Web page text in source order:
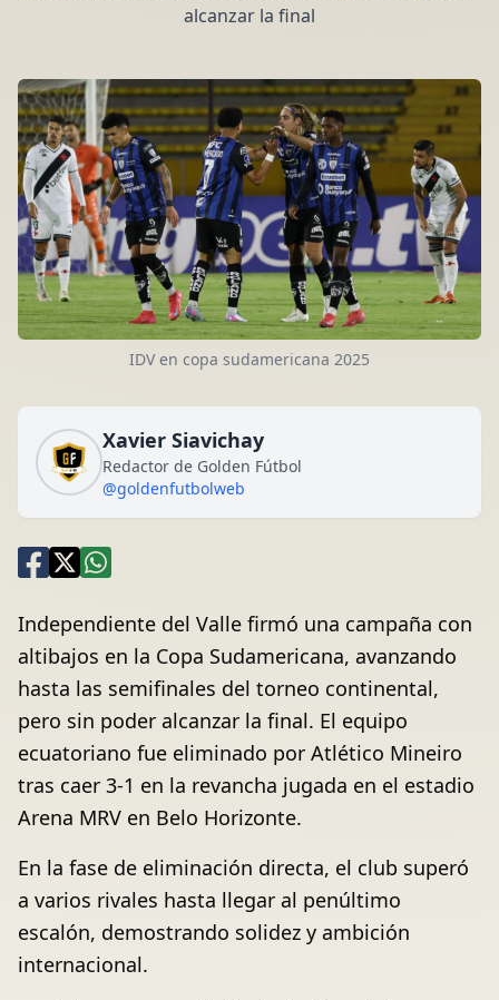
alcanzar la final
IDV en copa sudamericana 2025
Xavier Siavichay
Redactor de Golden Fútbol
@goldenfutbolweb
Independiente del Valle firmó una campaña con
altibajos en la Copa Sudamericana, avanzando
hasta las semifinales del torneo continental,
pero sin poder alcanzar la final. El equipo
ecuatoriano fue eliminado por Atlético Mineiro
tras caer 3-1 en la revancha jugada en el estadio
Arena MRV en Belo Horizonte.
En la fase de eliminación directa, el club superó
a varios rivales hasta llegar al penúltimo
escalón, demostrando solidez y ambición
internacional.